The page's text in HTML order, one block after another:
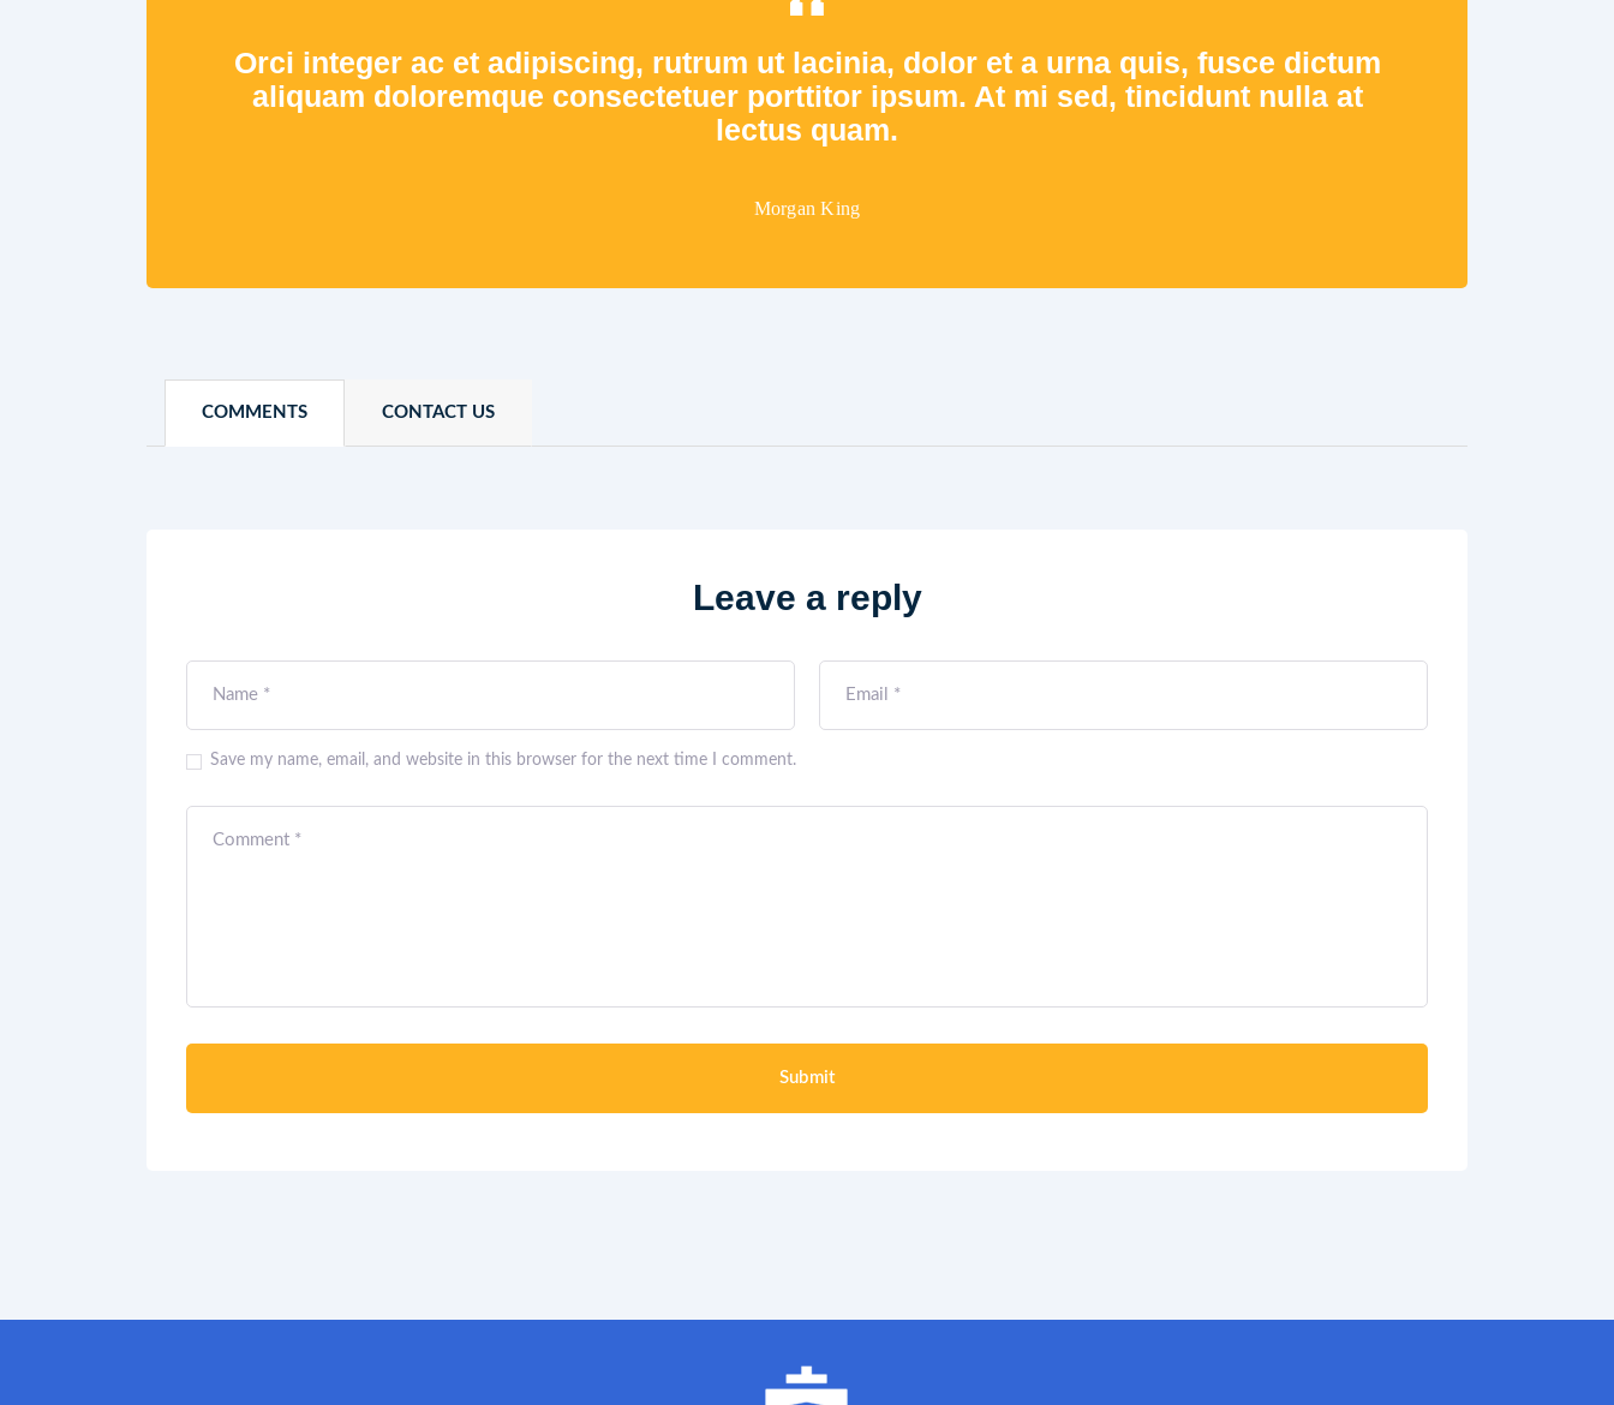
Orci integer ac et adipiscing, rutrum ut lacinia, dolor et a urna quis, fusce dictum
aliquam doloremque consectetuer porttitor ipsum. At mi sed, tincidunt nulla at
lectus quam.
Morgan King
COMMENTS CONTACT US
Leave a reply
Save my name, email, and website in this browser for the next time I comment.